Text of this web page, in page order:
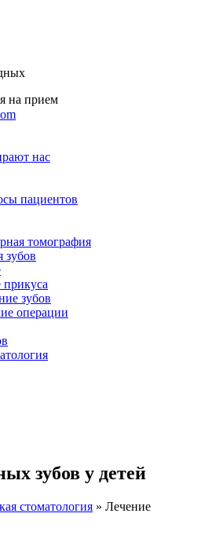
на прием
нас
пациентов
томография
зубов
зубов
операции
зубов у детей
стоматология » Лечение